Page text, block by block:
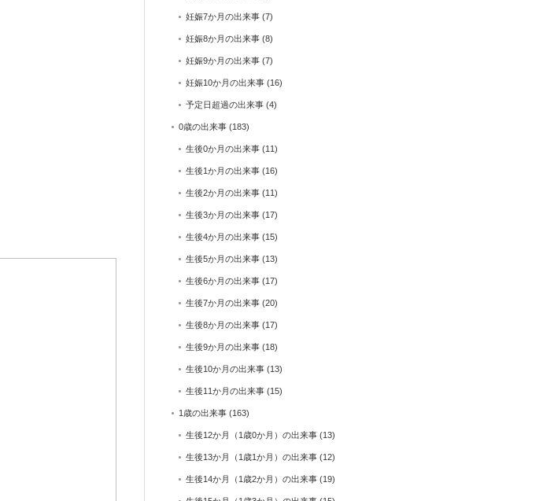
妊娠7か月の出来事 (7)
妊娠8か月の出来事 (8)
妊娠9か月の出来事 (7)
妊娠10か月の出来事 (16)
予定日超過の出来事 (4)
0歳の出来事 (183)
生後0か月の出来事 (11)
生後1か月の出来事 (16)
生後2か月の出来事 (11)
生後3か月の出来事 (17)
生後4か月の出来事 (15)
生後5か月の出来事 (13)
生後6か月の出来事 (17)
生後7か月の出来事 (20)
生後8か月の出来事 (17)
生後9か月の出来事 (18)
生後10か月の出来事 (13)
生後11か月の出来事 (15)
1歳の出来事 (163)
生後12か月（1歳0か月）の出来事 (13)
生後13か月（1歳1か月）の出来事 (12)
生後14か月（1歳2か月）の出来事 (19)